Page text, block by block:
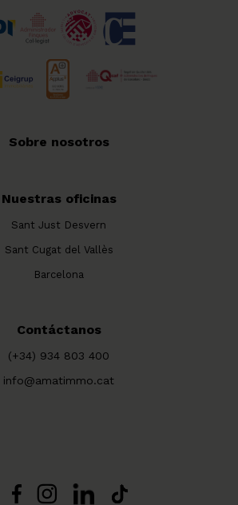
Sobre nosotros
Nuestras oficinas
Sant Just Desvern
Sant Cugat del Vallès
Barcelona
Contáctanos
(+34) 934 803 400
info@amatimmo.cat